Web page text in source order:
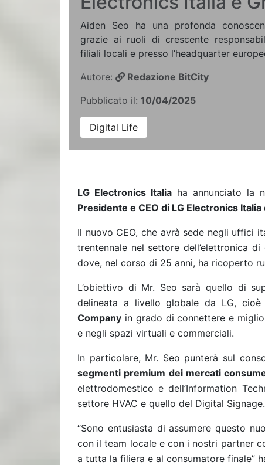
Aiden Seo ha una profonda
grazie ai ruoli di crescente
filiali locali e presso l’headquarter
Autore:
Redazione BitCity
Pubblicato il: 10/04/2025
Digital Life
LG Electronics Italiaha annunciato la
Presidente e CEO di LG Electronics Italia
Il nuovo CEO, che avrà sede negli uffici
trentennale nel settore dell’elettronica
dove, nel corso di 25 anni, ha ricoperto
L’obiettivo di Mr. Seo sarà quello di
delineata a livello globale da LG,
Company in grado di connettere e
e negli spazi virtuali e commerciali.
In particolare, Mr. Seo punterà sul
segmenti premium dei mercati
elettrodomestico e dell’Information
settore HVAC e quello del Digital Signage.
“Sono entusiasta di assumere questo
con il team locale e con i nostri partner
a tutta la filiera e al consumatore finale”